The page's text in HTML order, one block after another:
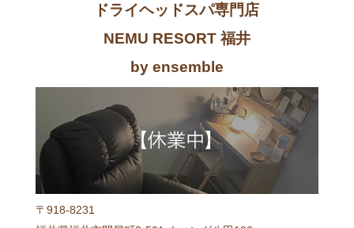
ドライヘッドスパ専門店
NEMU RESORT 福井
by ensemble
〒918-8231